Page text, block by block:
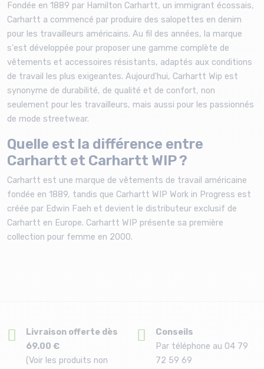
Fondée en 1889 par Hamilton Carhartt, un immigrant écossais,
Carhartt a commencé par produire des salopettes en denim
pour les travailleurs américains. Au fil des années, la marque
s'est développée pour proposer une gamme complète de
vêtements et accessoires résistants, adaptés aux conditions
de travail les plus exigeantes. Aujourd'hui, Carhartt Wip est
synonyme de durabilité, de qualité et de confort, non
seulement pour les travailleurs, mais aussi pour les passionnés
de mode streetwear.
Quelle est la différence entre
Carhartt et Carhartt WIP ?
Carhartt est une marque de vêtements de travail américaine
fondée en 1889, tandis que Carhartt WIP Work in Progress est
créée par Edwin Faeh et devient le distributeur exclusif de
Carhartt en Europe. Carhartt WIP présente sa première
collection pour femme en 2000.
Livraison offerte dès
69.00 €
(Voir les produits non
Conseils
Par téléphone au 04 79
72 59 69